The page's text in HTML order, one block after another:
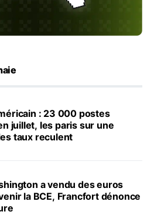
: 23 000 postes
juillet, les paris sur une
taux reculent
a vendu des euros
la BCE, Francfort dénonce